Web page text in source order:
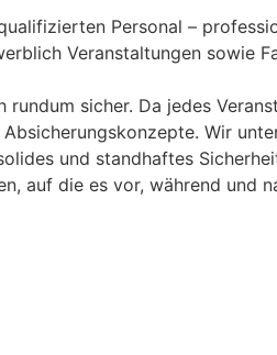
Personal –
Veranstaltungen sowie
sicher. Da jedes
Wir
und standhaftes
auf die es vor, während